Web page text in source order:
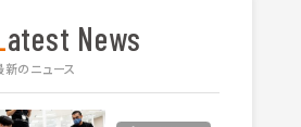
Latest News
新のニュース